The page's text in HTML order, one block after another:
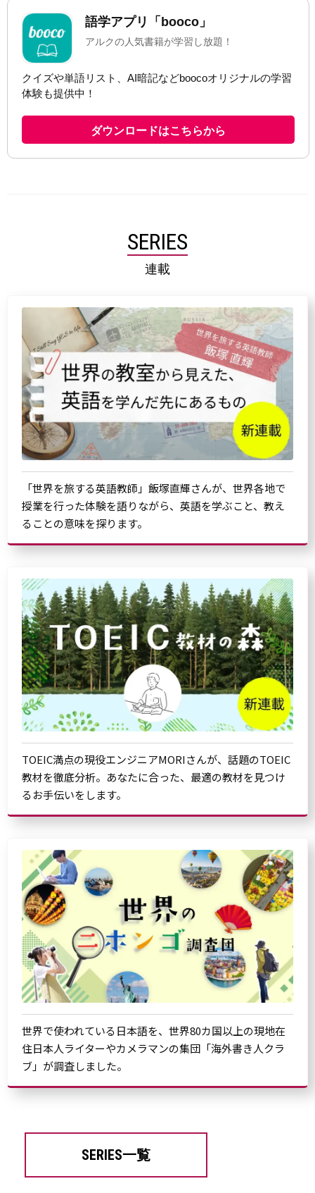
SERIES
連載
「世界を旅する英語教師」飯塚直輝さんが、世界各地で
授業を行った体験を語りながら、英語を学ぶこと、教え
ることの意味を探ります。
TOEIC満点の現役エンジニアMORIさんが、話題のTOEIC
教材を徹底分析。あなたに合った、最適の教材を見つけ
るお手伝いをします。
世界で使われている日本語を、世界80カ国以上の現地在
住日本人ライターやカメラマンの集団「海外書き人クラ
ブ」が調査しました。
SERIES一覧